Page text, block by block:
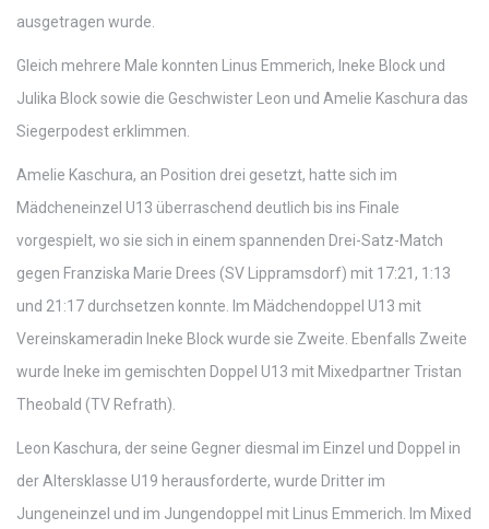
ausgetragen wurde.
Gleich mehrere Male konnten Linus Emmerich, Ineke Block und
Julika Block sowie die Geschwister Leon und Amelie Kaschura das
Siegerpodest erklimmen.
Amelie Kaschura, an Position drei gesetzt, hatte sich im
Mädcheneinzel U13 überraschend deutlich bis ins Finale
vorgespielt, wo sie sich in einem spannenden Drei-Satz-Match
gegen Franziska Marie Drees (SV Lippramsdorf) mit 17:21, 1:13
und 21:17 durchsetzen konnte. Im Mädchendoppel U13 mit
Vereinskameradin Ineke Block wurde sie Zweite. Ebenfalls Zweite
wurde Ineke im gemischten Doppel U13 mit Mixedpartner Tristan
Theobald (TV Refrath).
Leon Kaschura, der seine Gegner diesmal im Einzel und Doppel in
der Altersklasse U19 herausforderte, wurde Dritter im
Jungeneinzel und im Jungendoppel mit Linus Emmerich. Im Mixed